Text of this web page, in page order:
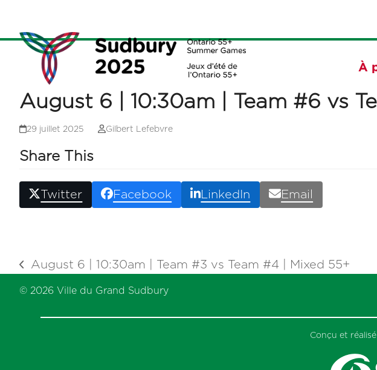
content
À
August 6 | 10:30am | Team #6 vs
29 juillet 2025 Gilbert Lefebvre
Share This
Twitter Facebook LinkedIn Email
previous
post:
August 6 | 10:30am | Team #3 vs Team #4 | Mixed 55+
© 2026 Ville du Grand Sudbury
Conçu et